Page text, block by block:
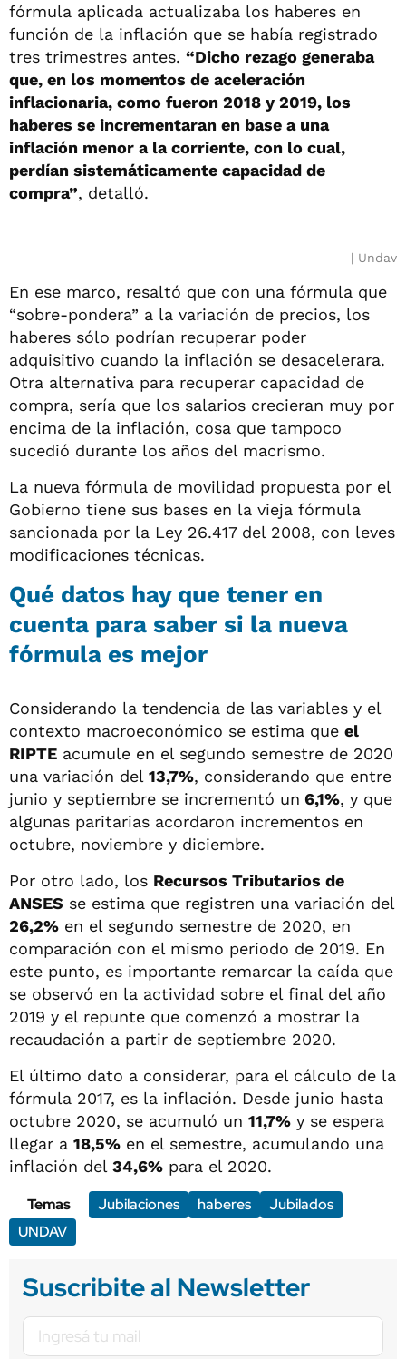
fórmula aplicada actualizaba los haberes en
función de la inflación que se había registrado
tres trimestres antes. “Dicho rezago generaba
que, en los momentos de aceleración
inflacionaria, como fueron 2018 y 2019, los
haberes se incrementaran en base a una
inflación menor a la corriente, con lo cual,
perdían sistemáticamente capacidad de
compra”, detalló.
Undav
En ese marco, resaltó que con una fórmula que
“sobre-pondera” a la variación de precios, los
haberes sólo podrían recuperar poder
adquisitivo cuando la inflación se desacelerara.
Otra alternativa para recuperar capacidad de
compra, sería que los salarios crecieran muy por
encima de la inflación, cosa que tampoco
sucedió durante los años del macrismo.
La nueva fórmula de movilidad propuesta por el
Gobierno tiene sus bases en la vieja fórmula
sancionada por la Ley 26.417 del 2008, con leves
modificaciones técnicas.
Qué datos hay que tener en
cuenta para saber si la nueva
fórmula es mejor
Considerando la tendencia de las variables y el
contexto macroeconómico se estima que el
RIPTE acumule en el segundo semestre de 2020
una variación del 13,7%, considerando que entre
junio y septiembre se incrementó un 6,1%, y que
algunas paritarias acordaron incrementos en
octubre, noviembre y diciembre.
Por otro lado, los Recursos Tributarios de
ANSES se estima que registren una variación del
26,2% en el segundo semestre de 2020, en
comparación con el mismo periodo de 2019. En
este punto, es importante remarcar la caída que
se observó en la actividad sobre el final del año
2019 y el repunte que comenzó a mostrar la
recaudación a partir de septiembre 2020.
El último dato a considerar, para el cálculo de la
fórmula 2017, es la inflación. Desde junio hasta
octubre 2020, se acumuló un 11,7% y se espera
llegar a 18,5% en el semestre, acumulando una
inflación del 34,6% para el 2020.
Temas
Jubilaciones haberes
Jubilados
UNDAV
Suscribite al Newsletter